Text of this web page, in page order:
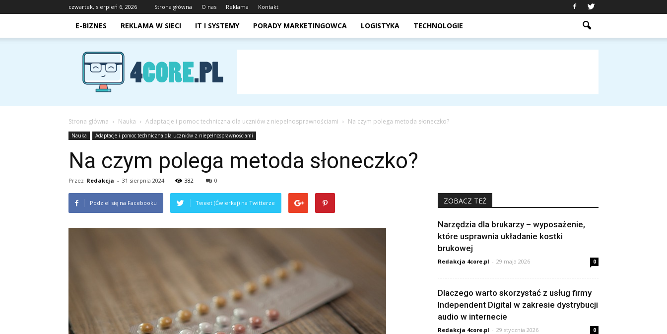
czwartek, sierpień 6, 2026 Strona główna O nas Reklama Kontakt
E-BIZNES REKLAMA W SIECI IT I SYSTEMY PORADY MARKETINGOWCA LOGISTYKA TECHNOLOGIE
4core.pl
Strona główna Nauka Adaptacje i pomoc techniczna dla uczniów z niepełnosprawnościami Na czym polega metoda słoneczko?
Nauka Adaptacje i pomoc techniczna dla uczniów z niepełnosprawnościami
Na czym polega metoda słoneczko?
Przez Redakcja - 31 sierpnia 2024 382 0
Podziel się na Facebooku Tweet (Ćwierkaj) na Twitterze ZOBACZ TEŻ
Narzędzia dla brukarzy – wyposażenie,
które usprawnia układanie kostki
brukowej
Redakcja 4core.pl - 29 maja 2026 0
Dlaczego warto skorzystać z usług firmy
Independent Digital w zakresie dystrybucji
audio w internecie
Redakcja 4core.pl - 29 stycznia 2026 0